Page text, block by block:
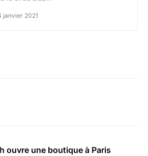
janvier 2021
ouvre une boutique à Paris